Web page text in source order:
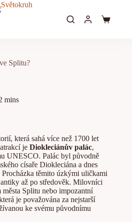
Shopping
Splitu?
mins
která sahá více než 1700 let
je Diokleciánův palác,
UNESCO. Palác byl původně
císaře Diokleciána a dnes
těmito úzkými uličkami
až po středověk. Milovníci
Splitu nebo impozantní
je považována za nejstarší
ke svému původnímu